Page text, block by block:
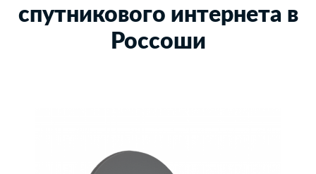
спутникового интернета в
Россоши